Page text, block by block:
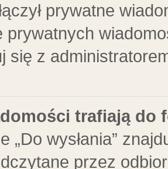
prywatne
prywatnych
się z
trafiają do
„Do wysłania”
przez